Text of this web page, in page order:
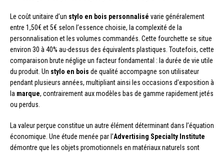
Le coût unitaire d’un stylo en bois personnalisé varie généralement
entre 1,50€ et 5€ selon l’essence choisie, la complexité de la
personnalisation et les volumes commandés. Cette fourchette se situe
environ 30 à 40% au-dessus des équivalents plastiques. Toutefois, cette
comparaison brute néglige un facteur fondamental : la durée de vie utile
du produit. Un stylo en bois de qualité accompagne son utilisateur
pendant plusieurs années, multipliant ainsi les occasions d’exposition à
la marque, contrairement aux modèles bas de gamme rapidement jetés
ou perdus.
La valeur perçue constitue un autre élément déterminant dans l’équation
économique. Une étude menée par l’Advertising Specialty Institute
démontre que les objets promotionnels en matériaux naturels sont